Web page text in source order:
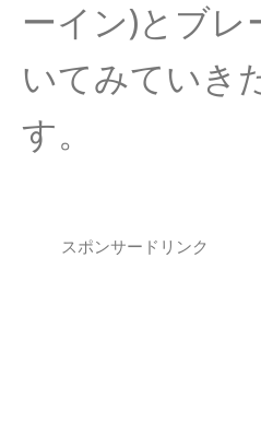
ーイン)とブレ
いてみていき
す。
スポンサードリンク